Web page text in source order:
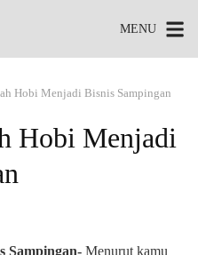
MENU
Hobi Menjadi Bisnis Sampingan
Hobi Menjadi
Sampingan- Menurut kamu